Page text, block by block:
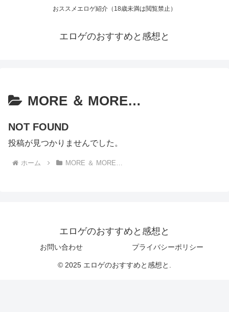
おススメエロゲ紹介（18歳未満は閲覧禁止）
エロゲのおすすめと感想と
MORE ＆ MORE…
NOT FOUND
投稿が見つかりませんでした。
ホーム MORE ＆ MORE…
エロゲのおすすめと感想と
お問い合わせ プライバシーポリシー
© 2025 エロゲのおすすめと感想と.